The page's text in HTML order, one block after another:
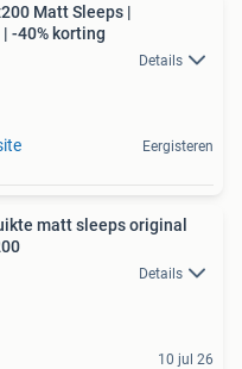
Matt Sleeps |
-40% korting
Details
Eergisteren
matt sleeps original
Details
10 jul 26